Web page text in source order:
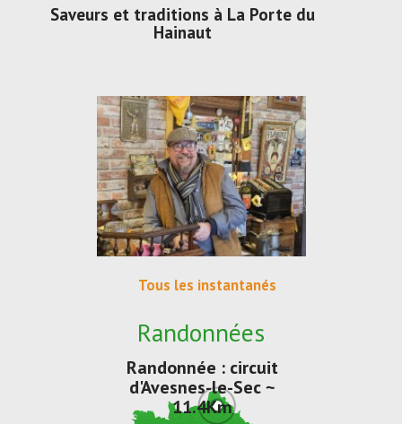
Saveurs et traditions à La Porte du
Hainaut
Tous les instantanés
Randonnées
Randonnée : circuit
d'Avesnes-le-Sec ~
11.4Km